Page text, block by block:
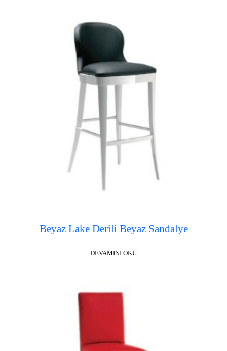
Beyaz Lake Derili Beyaz Sandalye
DEVAMINI OKU